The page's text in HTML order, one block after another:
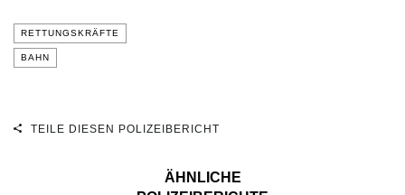
RETTUNGSKRÄFTE
BAHN
TEILE DIESEN POLIZEIBERICHT
ÄHNLICHE